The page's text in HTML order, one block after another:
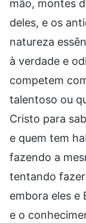
mão, montes
deles, e os
natureza
à verdade e
competem
talentoso ou
Cristo para
e quem tem
fazendo a
tentando
embora eles e
e o